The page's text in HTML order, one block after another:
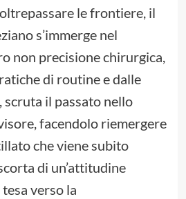
le frontiere, il
s’immerge nel
non precisione chirurgica,
di routine e dalle
il passato nello
facendolo riemergere
che viene subito
di un’attitudine
verso la